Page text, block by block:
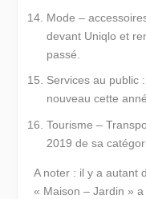
Mode –
devant Uniqlo et
passé.
Services au public :
nouveau cette
Tourisme –
2019 de sa
A noter : il y a autant
« Maison – Jardin »